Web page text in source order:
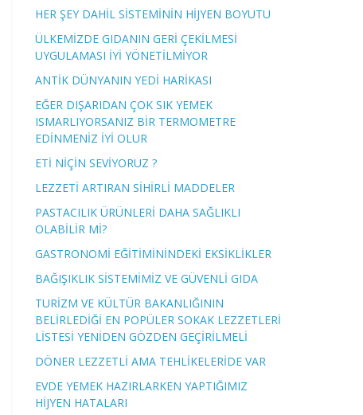
HER ŞEY DAHİL SİSTEMİNİN HİJYEN BOYUTU
ÜLKEMİZDE GIDANIN GERİ ÇEKİLMESİ
UYGULAMASI İYİ YÖNETİLMİYOR
ANTİK DÜNYANIN YEDİ HARİKASI
EĞER DIŞARIDAN ÇOK SIK YEMEK
ISMARLIYORSANIZ BİR TERMOMETRE
EDİNMENİZ İYİ OLUR
ETİ NİÇİN SEVİYORUZ ?
LEZZETİ ARTIRAN SİHİRLİ MADDELER
PASTACILIK ÜRÜNLERİ DAHA SAĞLIKLI
OLABİLİR Mİ?
GASTRONOMİ EĞİTİMİNİNDEKİ EKSİKLİKLER
BAĞIŞIKLIK SİSTEMİMİZ VE GÜVENLİ GIDA
TURİZM VE KÜLTÜR BAKANLIĞININ
BELİRLEDİĞİ EN POPÜLER SOKAK LEZZETLERİ
LİSTESİ YENİDEN GÖZDEN GEÇİRİLMELİ
DÖNER LEZZETLİ AMA TEHLİKELERİDE VAR
EVDE YEMEK HAZIRLARKEN YAPTIĞIMIZ
HİJYEN HATALARI